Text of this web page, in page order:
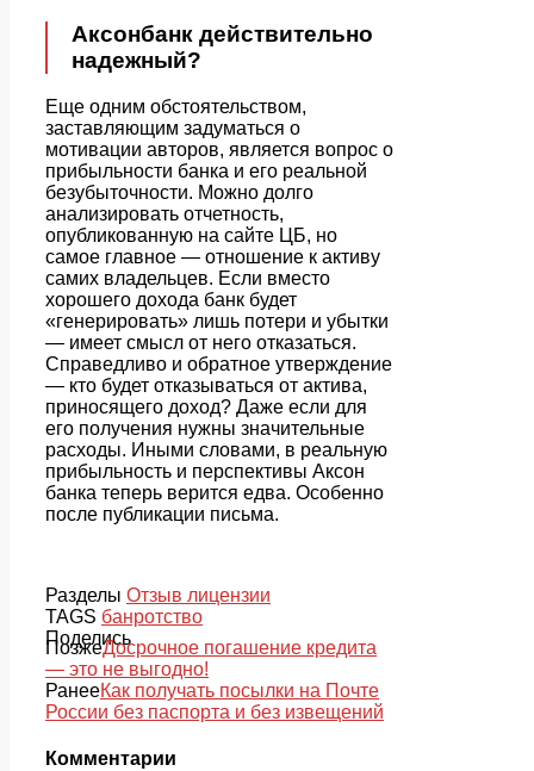
Аксонбанк действительно
надежный?
Еще одним обстоятельством,
заставляющим задуматься о
мотивации авторов, является вопрос о
прибыльности банка и его реальной
безубыточности. Можно долго
анализировать отчетность,
опубликованную на сайте ЦБ, но
самое главное — отношение к активу
самих владельцев. Если вместо
хорошего дохода банк будет
«генерировать» лишь потери и убытки
— имеет смысл от него отказаться.
Справедливо и обратное утверждение
— кто будет отказываться от актива,
приносящего доход? Даже если для
его получения нужны значительные
расходы. Иными словами, в реальную
прибыльность и перспективы Аксон
банка теперь верится едва. Особенно
после публикации письма.
Разделы Отзыв лицензии
TAGS банротство
Поделись
ПозжеДосрочное погашение кредита
— это не выгодно!
РанееКак получать посылки на Почте
России без паспорта и без извещений
Комментарии